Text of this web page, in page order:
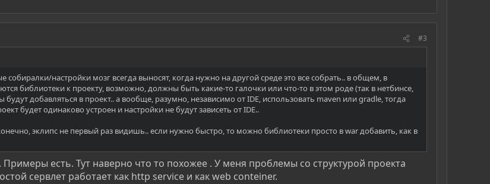
#3
настройки мозг всегда выносят, когда нужно на другой среде это все собрать.. в общем, в
библиотеки к проекту, возможно, должны быть какие-то галочки или что-то в этом роде (так в нетбинсе,
добавляться в проект.. а вообще, разумно, независимо от IDE, использовать maven или gradle, тогда
будет одинаково устроен и настройки не будут зависеть от IDE..
эклипс не первый раз видишь.. если нужно быстро, то можно библиотеки просто в war добавить, как в
Примеры есть. Тут наверно что то похожее . У меня проблемы со структурой проекта
сервлет работает как http service и как web conteiner.